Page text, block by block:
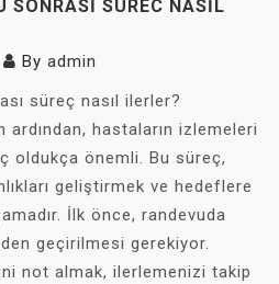
SONRASI SUREC NASIL
By admin
süreç nasıl ilerler?
hastaların izlemeleri
oldukça önemli. Bu süreç,
geliştirmek ve hedeflere
İlk önce, randevuda
geçirilmesi gerekiyor.
not almak, ilerlemenizi takip